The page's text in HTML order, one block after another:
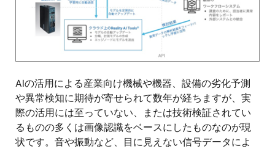
AIの活用による産業向け機械や機器、設備の劣化予測
や異常検知に期待が寄せられて数年が経ちますが、実
際の活用には至っていない、または技術検証されてい
るものの多くは画像認識をベースにしたものなのが現
状です。音や振動など、目に見えない信号データによ